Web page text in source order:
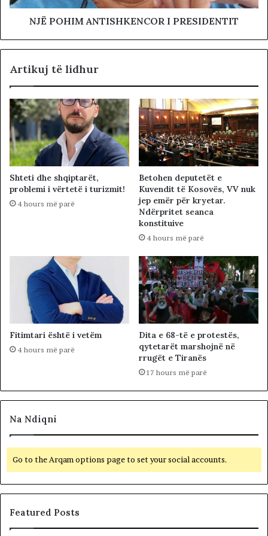
NJË POHIM ANTISHKENCOR I PRESIDENTIT
Artikuj të lidhur
Shteti dhe shqiptarët,
problemi i vërtetë i turizmit!
4 hours më parë
Betohen deputetët e
Kuvendit të Kosovës, VV nuk
jep emër për kryetar.
Ndërpritet seanca
konstituive
4 hours më parë
Fitimtari është i vetëm
4 hours më parë
Dita e 68-të e protestës,
qytetarët marshojnë në
rrugët e Tiranës
17 hours më parë
Na Ndiqni
Go to the Arqam options page to set your social accounts.
Featured Posts